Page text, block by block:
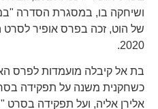
ושיחקה בו, במסגרת הסדרה "במרחק
של הוט, זכה בפרס אופיר
2020.
בת אל קיבלה מועמדות לפרס